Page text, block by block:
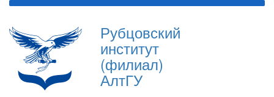
Рубцовский
институт
(филиал)
АлтГУ